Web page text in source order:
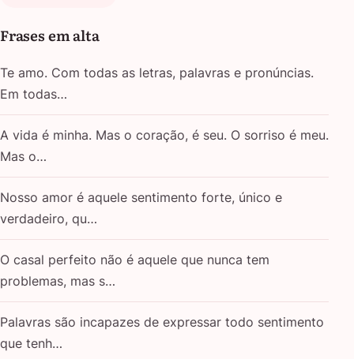
Frases em alta
Te amo. Com todas as letras, palavras e pronúncias.
Em todas…
A vida é minha. Mas o coração, é seu. O sorriso é meu.
Mas o…
Nosso amor é aquele sentimento forte, único e
verdadeiro, qu…
O casal perfeito não é aquele que nunca tem
problemas, mas s…
Palavras são incapazes de expressar todo sentimento
que tenh…